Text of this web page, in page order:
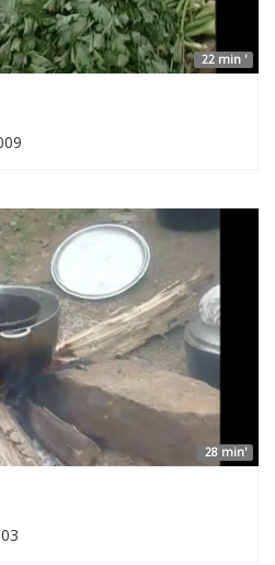
22 min '
28 min'